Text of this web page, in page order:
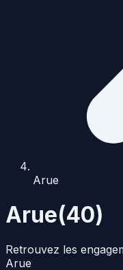
Arue
Arue(40)
Retrouvez les
Arue